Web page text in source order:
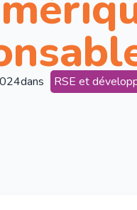
dans RSE et